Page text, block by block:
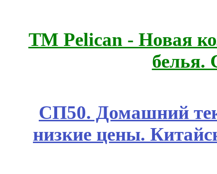
ТМ Pelican - Новая
белья.
СП50. Домашний
низкие цены.